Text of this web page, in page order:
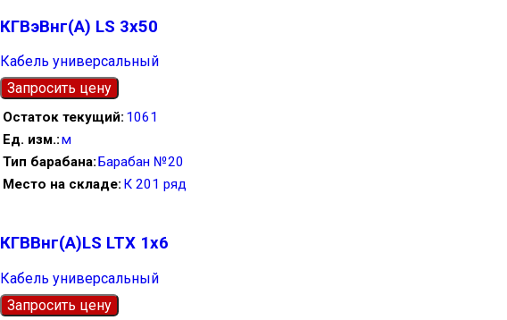
КГВэВнг(А) LS 3х50
Кабель универсальный
Запросить цену
Остаток текущий 1061
Ед. изм. м
Тип барабана Барабан №20
Место на складе К 201 ряд
КГВВнг(А)LS LTX 1х6
Кабель универсальный
Запросить цену